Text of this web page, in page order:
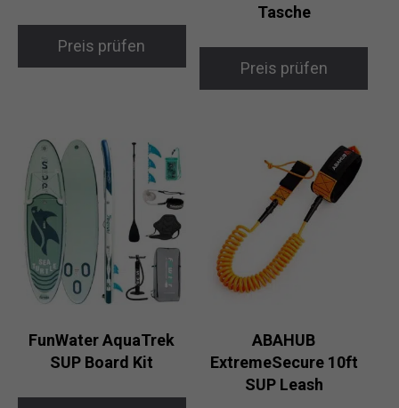
Preis prüfen
Tasche
Preis prüfen
FunWater AquaTrek
SUP Board Kit
ABAHUB
ExtremeSecure 10ft
SUP Leash